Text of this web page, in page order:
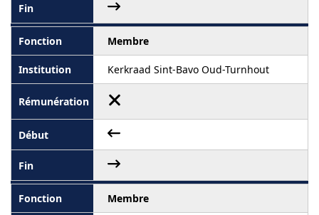
Membre
Kerkraad Sint-Bavo Oud-Turnhout
Membre